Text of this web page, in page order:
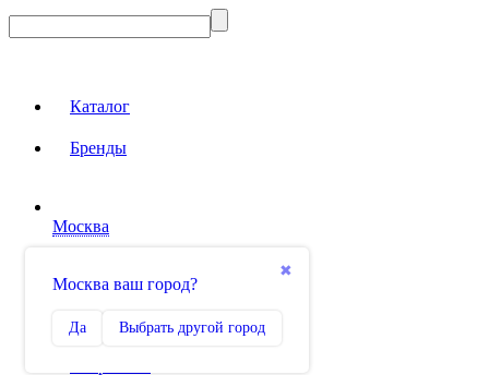
Каталог
Бренды
Москва
✖
Москва ваш город?
Да Выбрать другой город
Сравнение